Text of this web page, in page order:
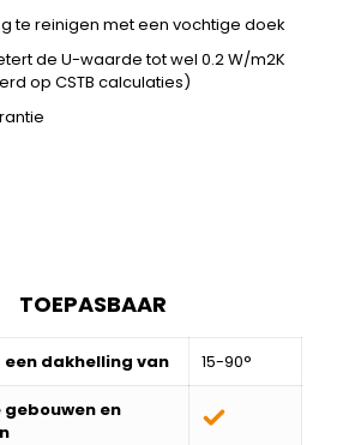
te reinigen met een vochtige doek
de U-waarde tot wel 0.2 W/m2K
op CSTB calculaties)
TOEPASBAAR
een dakhelling van 15-90°
gebouwen en